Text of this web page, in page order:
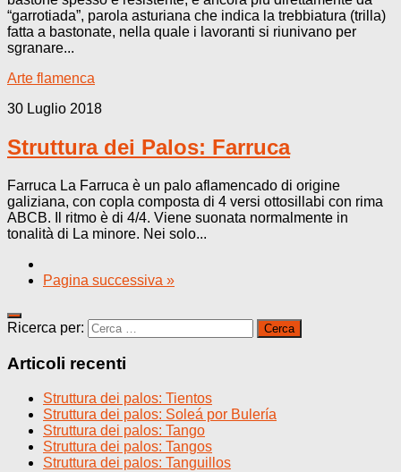
“garrotiada”, parola asturiana che indica la trebbiatura (trilla)
fatta a bastonate, nella quale i lavoranti si riunivano per
sgranare...
Arte flamenca
30 Luglio 2018
Struttura dei Palos: Farruca
Farruca La Farruca è un palo aflamencado di origine
galiziana, con copla composta di 4 versi ottosillabi con rima
ABCB. Il ritmo è di 4/4. Viene suonata normalmente in
tonalità di La minore. Nei solo...
Pagina successiva »
Ricerca per:
Articoli recenti
Struttura dei palos: Tientos
Struttura dei palos: Soleá por Bulería
Struttura dei palos: Tango
Struttura dei palos: Tangos
Struttura dei palos: Tanguillos